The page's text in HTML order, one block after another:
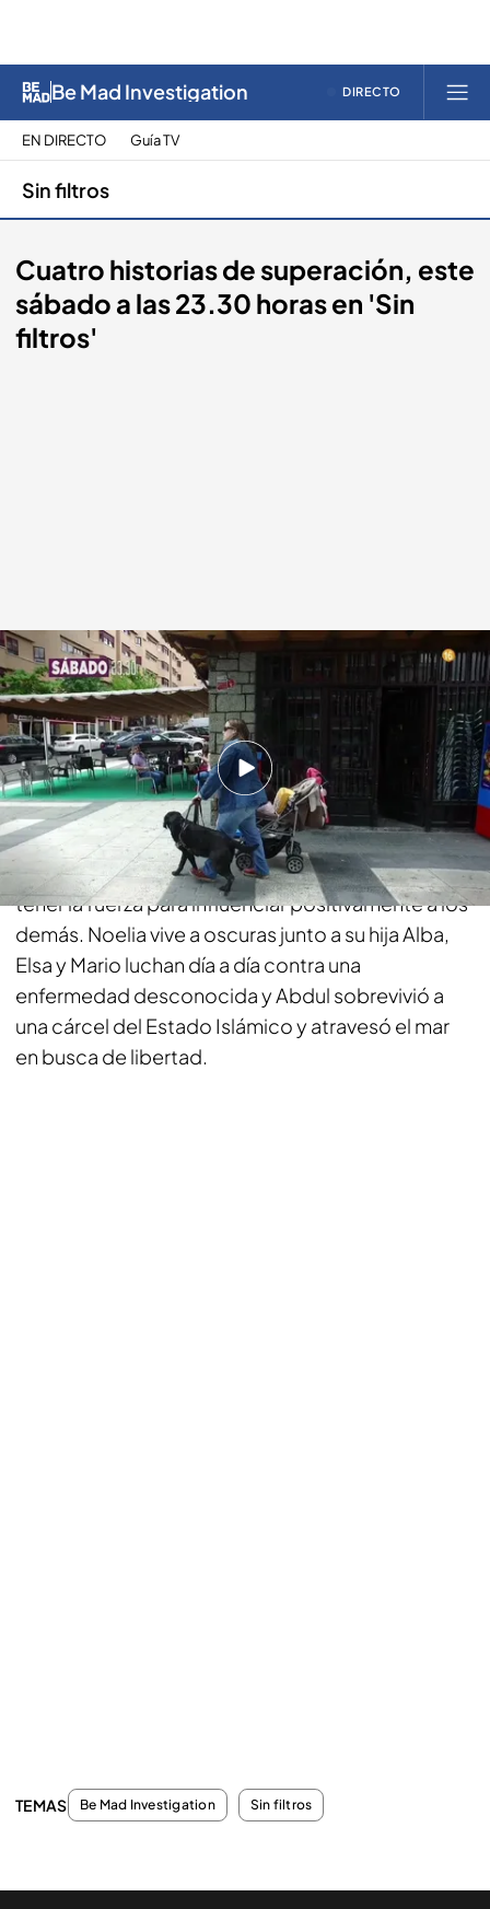
Be Mad Investigation DIRECTO
EN DIRECTO Guía TV
Sin filtros
Cuatro historias de superación, este
sábado a las 23.30 horas en 'Sin
filtros'
bemad.es
18 NOV 2016 - 16:22h.
Compartir
Para ser un héroe no es necesario lograr una
epopeya ni el reconocimiento de los otros, sino
tener la fuerza para influenciar positivamente a los
demás. Noelia vive a oscuras junto a su hija Alba,
Elsa y Mario luchan día a día contra una
enfermedad desconocida y Abdul sobrevivió a
una cárcel del Estado Islámico y atravesó el mar
en busca de libertad.
TEMAS Be Mad Investigation Sin filtros